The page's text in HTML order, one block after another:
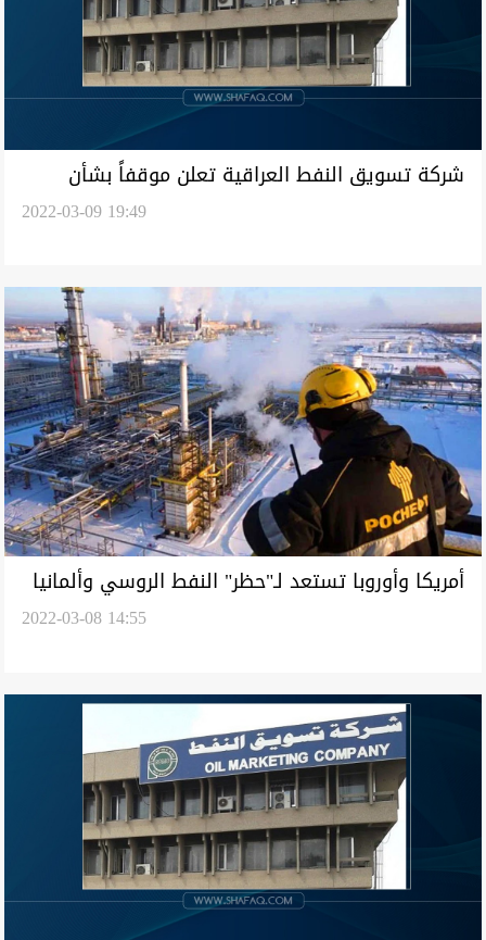
شركة تسويق النفط العراقية تعلن موقفاً بشأن
2022-03-09 19:49
أمريكا وأوروبا تستعد لـ"حظر" النفط الروسي وألمانيا
تؤشر انفجاراً غير مسبوق بأسعار الطاقة2022-03-08 14:55